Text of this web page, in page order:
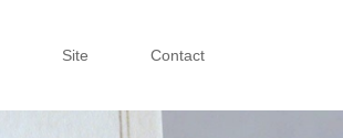
Site Contact